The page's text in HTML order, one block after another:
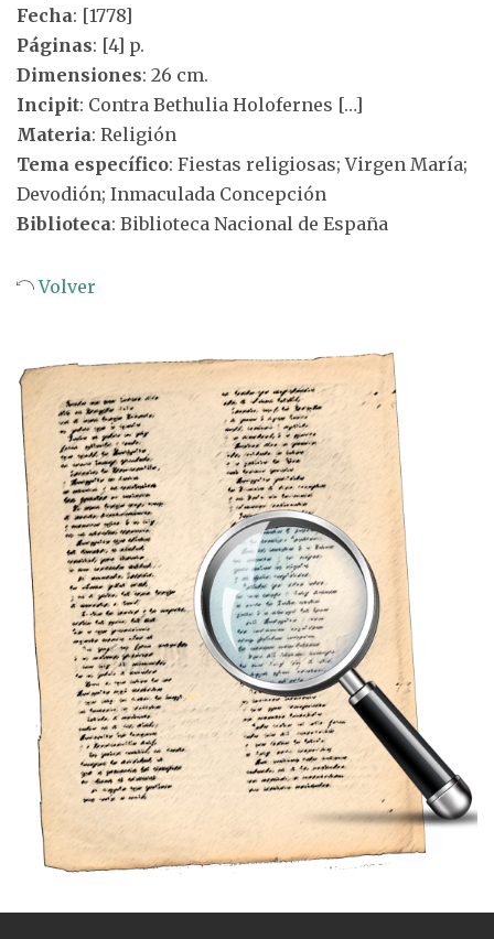
Fecha: [1778]
Páginas: [4] p.
Dimensiones: 26 cm.
Incipit: Contra Bethulia Holofernes […]
Materia: Religión
Tema específico: Fiestas religiosas; Virgen María;
Devodión; Inmaculada Concepción
Biblioteca: Biblioteca Nacional de España
Volver